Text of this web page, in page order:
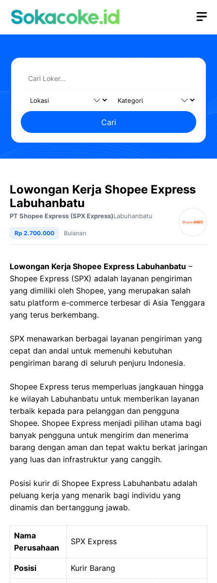
Cari
Lowongan Kerja Shopee Express
Labuhanbatu
PT Shopee Express (SPX Express)Labuhanbatu
Rp 2.700.000 Bulanan
Lowongan Kerja Shopee Express Labuhanbatu –
Shopee Express (SPX) adalah layanan pengiriman
yang dimiliki oleh Shopee, yang merupakan salah
satu platform e-commerce terbesar di Asia Tenggara
yang terus berkembang.
SPX menawarkan berbagai layanan pengiriman yang
cepat dan andal untuk memenuhi kebutuhan
pengiriman barang di seluruh penjuru Indonesia.
Shopee Express terus memperluas jangkauan hingga
ke wilayah Labuhanbatu untuk memberikan layanan
terbaik kepada para pelanggan dan pengguna
Shopee. Shopee Express menjadi pilihan utama bagi
banyak pengguna untuk mengirim dan menerima
barang dengan aman dan tepat waktu berkat jaringan
yang luas dan infrastruktur yang canggih.
Posisi kurir di Shopee Express Labuhanbatu adalah
peluang kerja yang menarik bagi individu yang
dinamis dan bertanggung jawab.
Nama
Perusahaan
SPX Express
Posisi Kurir Barang